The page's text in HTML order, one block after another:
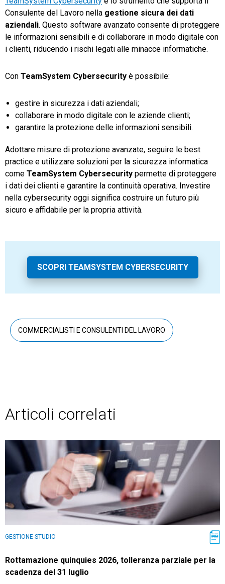
Consulente del Lavoro nella gestione sicura dei dati
aziendali. Questo software avanzato consente di proteggere
le informazioni sensibili e di collaborare in modo digitale con
i clienti, riducendo i rischi legati alle minacce informatiche.
Con TeamSystem Cybersecurity è possibile:
gestire in sicurezza i dati aziendali;
collaborare in modo digitale con le aziende clienti;
garantire la protezione delle informazioni sensibili.
Adottare misure di protezione avanzate, seguire le best
practice e utilizzare soluzioni per la sicurezza informatica
come TeamSystem Cybersecurity permette di proteggere
i dati dei clienti e garantire la continuità operativa. Investire
nella cybersecurity oggi significa costruire un futuro più
sicuro e affidabile per la propria attività.
SCOPRI TEAMSYSTEM CYBERSECURITY
COMMERCIALISTI E CONSULENTI DEL LAVORO
Articoli correlati
GESTIONE STUDIO
Rottamazione quinquies 2026, tolleranza parziale per la
scadenza del 31 luglio